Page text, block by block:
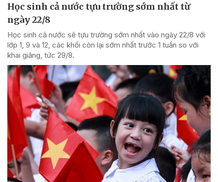
Học sinh cả nước tựu trường sớm nhất từ
ngày 22/8
Học sinh cả nước sẽ tựu trường sớm nhất vào ngày 22/8 với
lớp 1, 9 và 12, các khối còn lại sớm nhất trước 1 tuần so với
khai giảng, tức 29/8.